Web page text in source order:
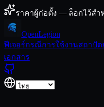
ข้ามไปยังเนื้อหา
ราคาผู้ก่อตั้ง — ล็อกไว้สำ
OpenLegion
ฟีเจอร์กรณีการใช้งานสถาปัต
เอกสาร